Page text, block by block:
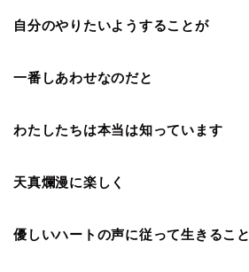
自分のやりたいようすることが
一番しあわせなのだと
わたしたちは本当は知っています
天真爛漫に楽しく
優しいハートの声に従って生きること